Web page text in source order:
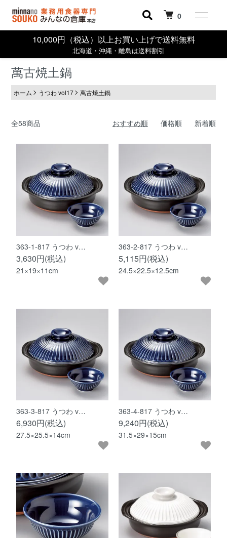
0
10,000円（税込）以上お買い上げで送料無料
北海道・沖縄・離島は送料割引
萬古焼土鍋
ホーム うつわ vol17 萬古焼土鍋
全58商品 おすすめ順 価格順 新着順
363-1-817 うつわ v…
3,630円(税込)
21×19×11cm
363-2-817 うつわ v…
5,115円(税込)
24.5×22.5×12.5cm
363-3-817 うつわ v…
6,930円(税込)
27.5×25.5×14cm
363-4-817 うつわ v…
9,240円(税込)
31.5×29×15cm